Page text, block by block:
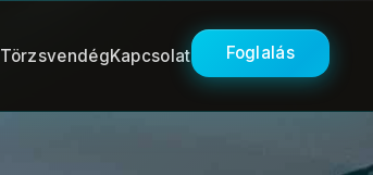
TörzsvendégKapcsolat Foglalás